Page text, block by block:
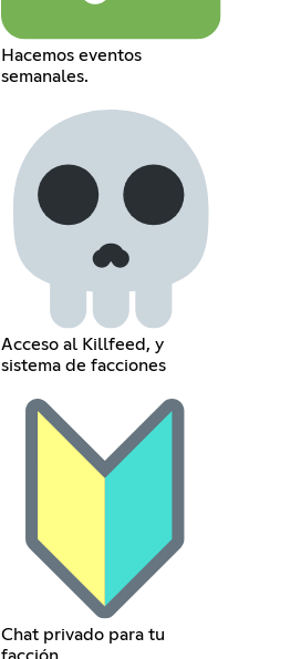
Hacemos eventos
semanales.
Acceso al Killfeed, y
sistema de facciones
Chat privado para tu